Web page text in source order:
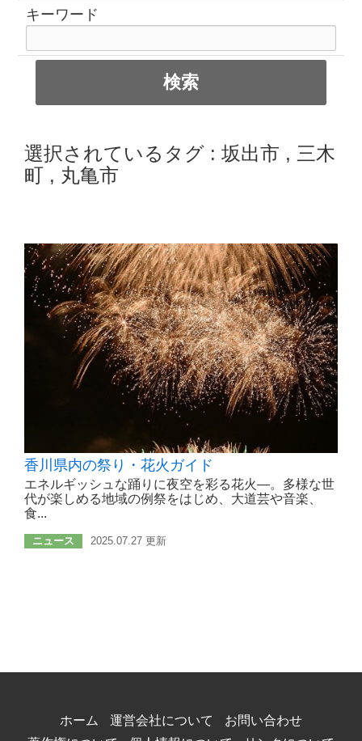
キーワード
選択されているタグ : 坂出市 , 三木
町
, 丸亀市
香川県内の祭り・花火ガイド
エネルギッシュな踊りに夜空を彩る花火―。多様な世
代が楽しめる地域の例祭をはじめ、大道芸や音楽、
食...
ニュース 2025.07.27 更新
ホーム 運営会社について
お問い合わせ